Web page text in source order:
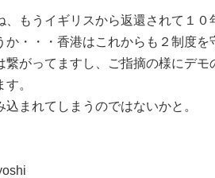
、もうイギリスから返還されて１０
か・・・香港はこれからも２制度を
繋がってますし、ご指摘の様にデ
。
込まれてしまうのではないかと。